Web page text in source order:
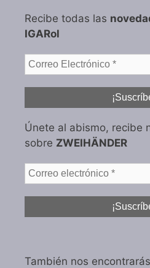
Recibe todas las
IGARol
Únete al abismo, recibe
sobre ZWEIHÄNDER
También nos